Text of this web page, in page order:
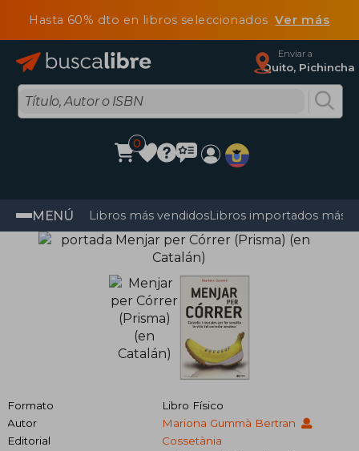
Hasta 60% dto en libros seleccionadosVer más
Enviar a
Quito, Pichincha
0
MENÚ Libros más vendidosLibros importados más
Formato
Libro Físico
Autor
Mariona Gummà Bertran
Editorial
Cossetània